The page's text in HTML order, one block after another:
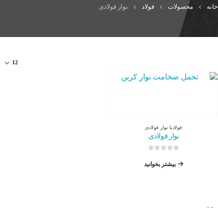
خانه محصولات فولاد نوار فولادی
فولاد با نوار فولادی
نوار فولادی
بیشتر بخوانید